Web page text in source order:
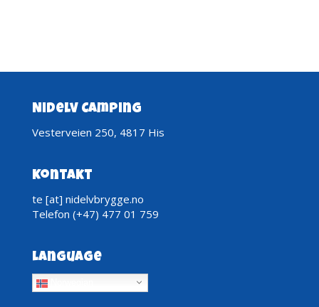
Nidelv Camping
Vesterveien 250, 4817 His
Kontakt
te [at] nidelvbrygge.no
Telefon (+47) 477 01 759
Language
Norwegian